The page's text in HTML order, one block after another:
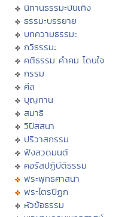
นิทานธรรมะบันเทิง
ธรรมะบรรยาย
บทความธรรมะ
กวีธรรมะ
คติธรรม คำคม โดนใจ
กรรม
ศีล
บุญทาน
สมาธิ
วิปัสสนา
ปริวาสกรรม
ฟังสวดมนต์
คอร์สปฏิบัติธรรม
พระพุทธศาสนา
พระไตรปิฏก
หัวข้อธรรม